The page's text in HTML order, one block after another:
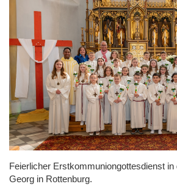
Feierlicher Erstkommuniongottesdienst
Georg in Rottenburg.